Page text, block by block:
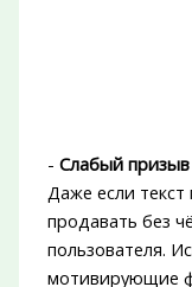
- Слабый
Даже если текст
продавать без
пользователя.
мотивирующие